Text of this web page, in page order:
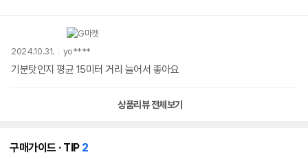
2024.10.31. yo****
기분탓인지 평균 15미터 거리 늘어서 좋아요
상품리뷰 전체보기
구매가이드 · TIP 2개